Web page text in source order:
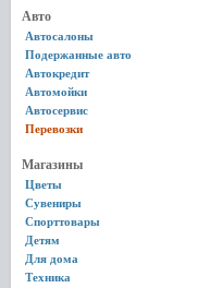
Авто
Автосалоны
Подержанные авто
Автокредит
Автомойки
Автосервис
Перевозки
Магазины
Цветы
Сувениры
Спорттовары
Детям
Для дома
Техника